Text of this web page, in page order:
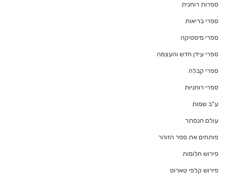
ספרות רוחנית
ספרי בריאות
ספרי מיסטיקה
ספרי עידן חדש והעצמה
ספרי קבלה
ספרי רוחניות
ע"ב שמות
עולם הנסתר
פותחים את ספר הזוהר
פירוש חלומות
פירוש קלפי טארוט